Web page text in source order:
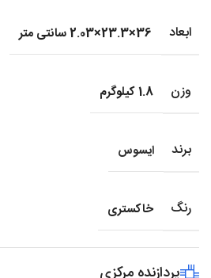
ابعاد 36×23.3×2.03 سانتی متر
وزن 1.8 کیلوگرم
برند ایسوس
رنگ خاکستری